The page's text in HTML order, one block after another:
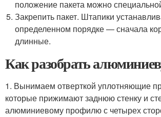
положение пакета можно
Закрепить пакет. Штапики
определенном порядке — сначала
длинные.
Как разобрать
1. Вынимаем отверткой уплотняющие
которые прижимают заднюю стенку и
алюминиевому профилю с четырех